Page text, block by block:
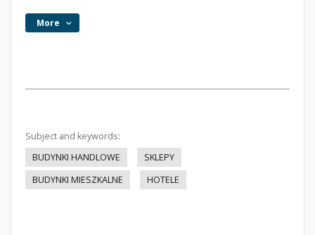
More
Subject and keywords:
BUDYNKI HANDLOWE
SKLEPY
BUDYNKI MIESZKALNE
HOTELE